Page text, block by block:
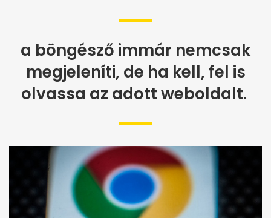
a böngésző immár nemcsak
megjeleníti, de ha kell, fel is
olvassa az adott weboldalt.